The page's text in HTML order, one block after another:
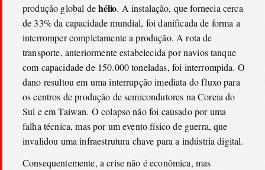
produção global dehélio. A instalação, que fornecia cerca
de 33% da capacidade mundial, foi danificada de forma a
interromper completamente a produção. A rota de
transporte, anteriormente estabelecida por navios tanque
com capacidade de 150.000 toneladas, foi interrompida. O
dano resultou em uma interrupção imediata do fluxo para
os centros de produção de semicondutores na Coreia do
Sul e em Taiwan. O colapso não foi causado por uma
falha técnica, mas por um evento físico de guerra, que
invalidou uma infraestrutura chave para a indústria digital.
Consequentemente, a crise não é econômica, mas